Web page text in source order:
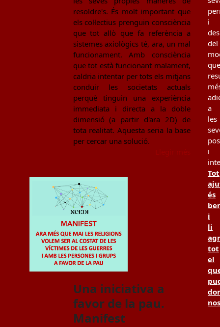
resoldre's. És molt important que
els col·lectius prenguin consciència
que tot allò que fa referència a
sistemes axiològics té, ara, un mal
funcionament. Amb consciència
que tot està funcionant malament,
caldria intentar per tots els mitjans
conduir les societats actuals
perquè tinguin una experiència
immediata i directa a la doble
dimensió (a partir d'ara 2D) de
tota realitat. Aquesta seria la base
per cercar una solució.
Una iniciativa a
favor de la pau.
Manifest
i
del
que
a
les
i
Tot
és
i
li
tot
el
nos